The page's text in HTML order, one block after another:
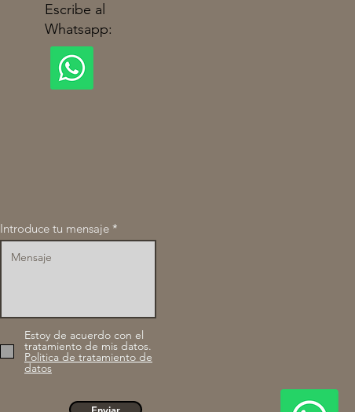
Escribe al
Whatsapp:
Introduce tu mensaje
Estoy de acuerdo con el
tratamiento de mis datos.
Politica de tratamiento de
datos